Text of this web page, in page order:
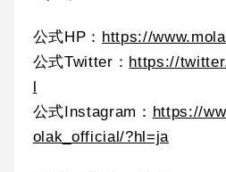
公式HP： https://
公式Twitter： https://
公式Instagram： https://
olak_official/?hl=ja